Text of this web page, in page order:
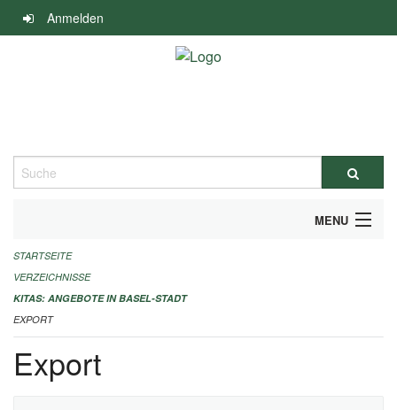
Navigation
überspringen
Anmelden
Suche
MENU
ALLGEMEINE INFORMATIONEN
IMPRESSUM
STARTSEITE
VERZEICHNISSE
KITAS: ANGEBOTE IN BASEL-STADT
EXPORT
Export